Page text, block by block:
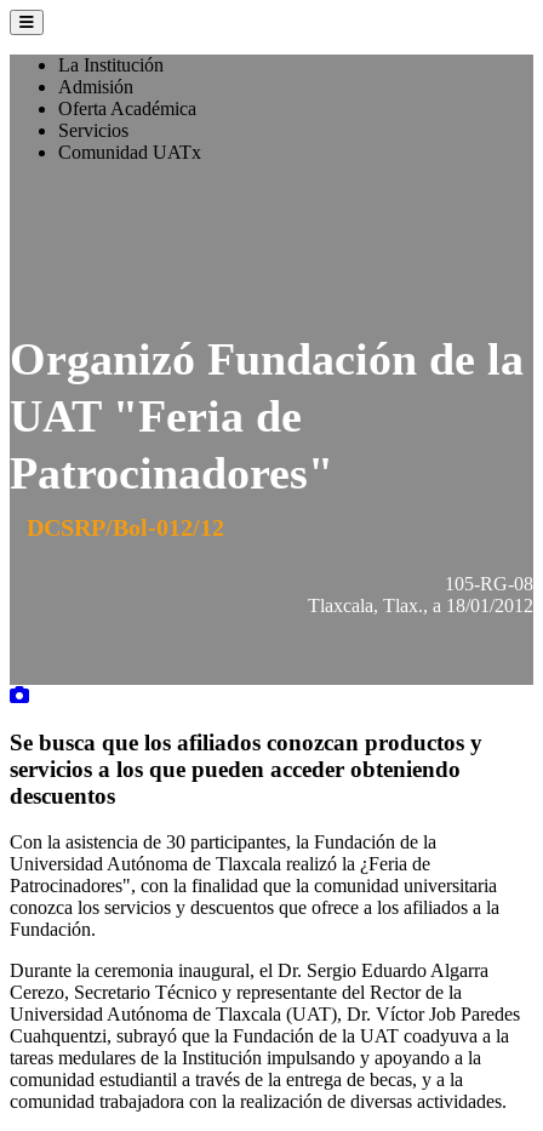
La Institución
Admisión
Oferta Académica
Servicios
Comunidad UATx
Organizó Fundación de la
UAT "Feria de
Patrocinadores"
DCSRP/Bol-012/12
105-RG-08
Tlaxcala, Tlax., a 18/01/2012
Se busca que los afiliados conozcan productos y
servicios a los que pueden acceder obteniendo
descuentos
Con la asistencia de 30 participantes, la Fundación de la
Universidad Autónoma de Tlaxcala realizó la ¿Feria de
Patrocinadores", con la finalidad que la comunidad universitaria
conozca los servicios y descuentos que ofrece a los afiliados a la
Fundación.
Durante la ceremonia inaugural, el Dr. Sergio Eduardo Algarra
Cerezo, Secretario Técnico y representante del Rector de la
Universidad Autónoma de Tlaxcala (UAT), Dr. Víctor Job Paredes
Cuahquentzi, subrayó que la Fundación de la UAT coadyuva a la
tareas medulares de la Institución impulsando y apoyando a la
comunidad estudiantil a través de la entrega de becas, y a la
comunidad trabajadora con la realización de diversas actividades.